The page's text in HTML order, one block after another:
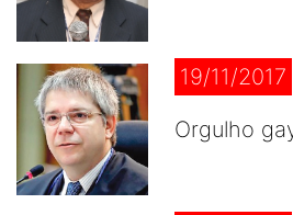
19/11/2017
Orgulho